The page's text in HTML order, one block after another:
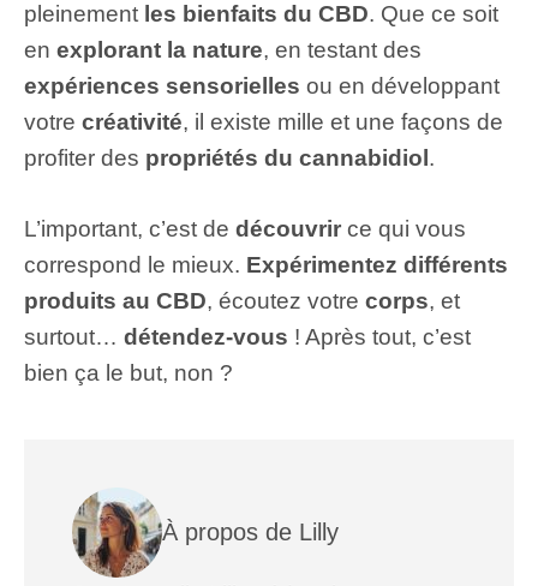
pleinement les bienfaits du CBD. Que ce soit
en explorant la nature, en testant des
expériences sensorielles ou en développant
votre créativité, il existe mille et une façons de
profiter des propriétés du cannabidiol .
L’important, c’est de découvrir ce qui vous
correspond le mieux. Expérimentez différents
produits au CBD, écoutez votre corps, et
surtout… détendez-vous ! Après tout, c’est
bien ça le but, non ?
À propos de Lilly